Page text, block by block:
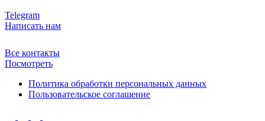
Telegram
Написать нам
Все контакты
Посмотреть
Политика обработки персональных данных
Пользовательское соглашение